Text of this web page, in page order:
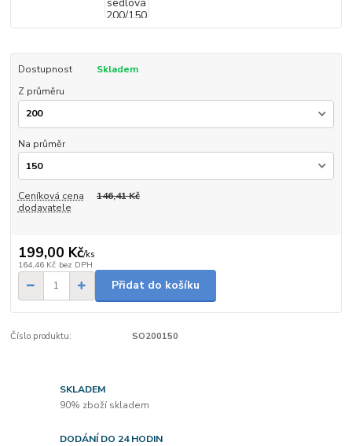
Dostupnost
Skladem
Z průměru
Na průměr
Ceníková cena
dodavatele
146,41 Kč
199,00 Kč/ks
164,46 Kč bez DPH
Přidat do košíku
Číslo produktu: SO200150
SKLADEM
90% zboží skladem
DODÁNÍ DO 24 HODIN